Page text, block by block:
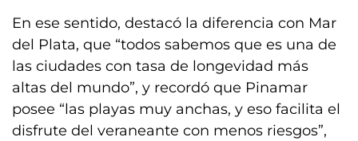
En ese sentido, destacó la diferencia con Mar
del Plata, que “todos sabemos que es una de
las ciudades con tasa de longevidad más
altas del mundo”, y recordó que Pinamar
posee “las playas muy anchas, y eso facilita el
disfrute del veraneante con menos riesgos”,